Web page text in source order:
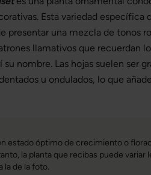
Esta variedad específica
presentar una mezcla de tonos
llamativos que recuerdan
nombre. Las hojas suelen ser
u ondulados, lo que
estado óptimo de crecimiento o
la planta que recibas puede variar
la de la foto.